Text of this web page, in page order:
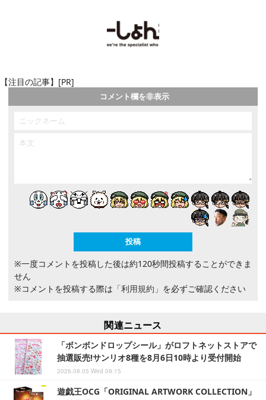
【注目の記事】[PR]
コメント欄を非表示
※一度コメントを投稿した後は約120秒間投稿することができま
せん
※コメントを投稿する際は 「利用規約」 を必ずご確認ください
関連ニュース
「ボンボンドロップシール」がロフトネットストアで
抽選販売!サンリオ8種を8月6日10時より受付開始
2026.08.05 Wed 09:15
遊戯王OCG「ORIGINAL ARTWORK COLLECTION」